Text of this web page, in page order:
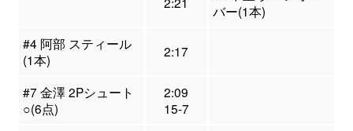
バー(1本)
#4 阿部 スティール
(1本)
2:17
#7 金澤 2Pシュート
○(6点)
2:09
15-7